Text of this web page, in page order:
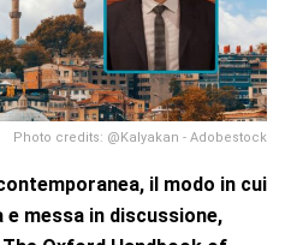
Photo credits: @Kalyakan - Adobestock
il modo in cui
messa in discussione,